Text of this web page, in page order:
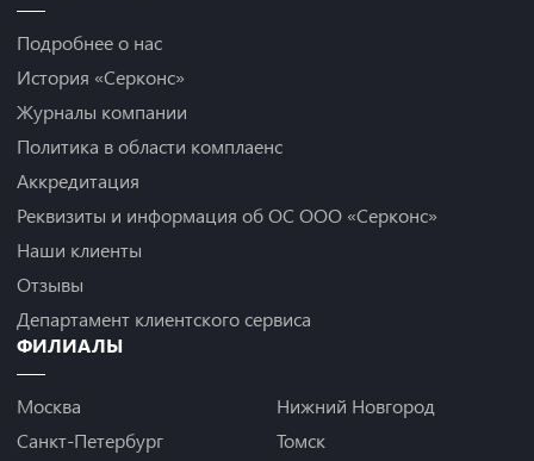
Подробнее о нас
История «Серконс»
Журналы компании
Политика в области комплаенс
Аккредитация
Реквизиты и информация об ОС ООО «Серконс»
Наши клиенты
Отзывы
Департамент клиентского сервиса
ФИЛИАЛЫ
Москва
Санкт-Петербург
Нижний Новгород
Томск